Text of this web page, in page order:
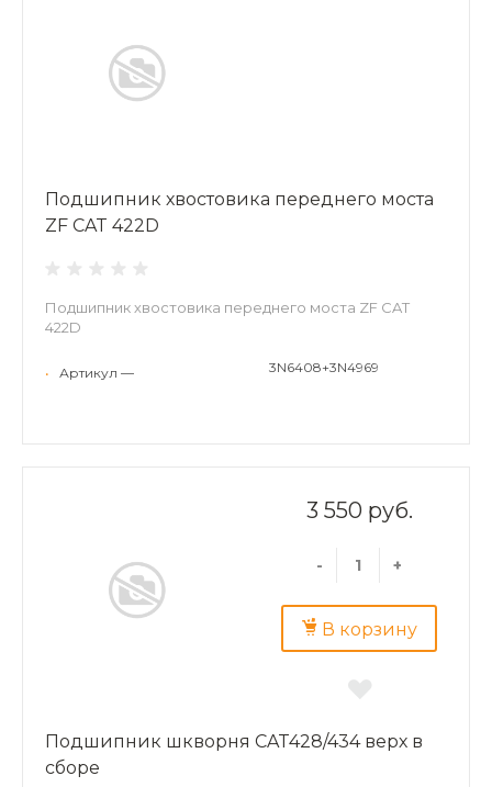
Подшипник хвостовика переднего моста
ZF CAT 422D
Подшипник хвостовика переднего моста ZF CAT
422D
• Артикул — 3N6408+3N4969
3 550 руб.
- +
В корзину
Подшипник шкворня CAT428/434 верх в
сборе